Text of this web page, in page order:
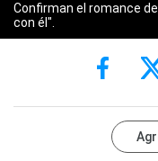
Confirman el romance
con él".